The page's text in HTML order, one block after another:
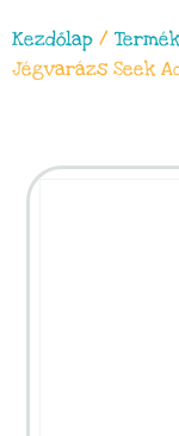
Kezdőlap /
Jégvarázs Seek